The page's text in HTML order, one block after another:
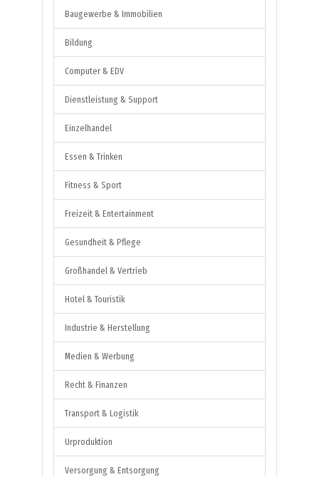
Baugewerbe & Immobilien
Bildung
Computer & EDV
Dienstleistung & Support
Einzelhandel
Essen & Trinken
Fitness & Sport
Freizeit & Entertainment
Gesundheit & Pflege
Großhandel & Vertrieb
Hotel & Touristik
Industrie & Herstellung
Medien & Werbung
Recht & Finanzen
Transport & Logistik
Urproduktion
Versorgung & Entsorgung